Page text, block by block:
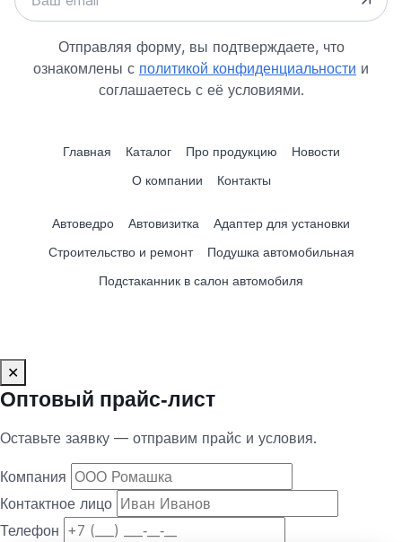
Отправляя форму, вы подтверждаете, что
ознакомлены с политикой конфиденциальности и
соглашаетесь с её условиями.
Главная Каталог Про продукцию
Новости
О компании
Контакты
Автоведро Автовизитка
Адаптер для установки
Строительство и ремонт
Подушка автомобильная
Подстаканник в салон автомобиля
✕
Оптовый прайс‑лист
Оставьте заявку — отправим прайс и условия.
Компания
Контактное лицо
Телефон